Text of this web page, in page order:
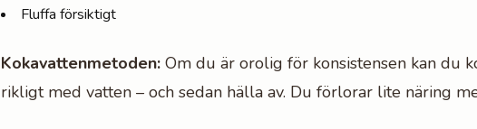
Fluffa försiktigt
Kokavattenmetoden: Om du är orolig för konsistensen kan du
rikligt med vatten – och sedan hälla av. Du förlorar lite näring